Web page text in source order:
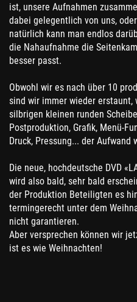
ist, unsere Aufnahmen
dabei gelegentlich von uns,
natürlich kann man endlos
die Nahaufnahme die
besser passt.
Obwohl wir es nach über 10
sind wir immer wieder
silbrigen kleinen runden
Postproduktion, Grafik, Menü-
Druck, Pressung... der
Die neue, hochdeutsche DVD
wird also bald, sehr bald
der Produktion Beteiligten es
termingerecht unter dem
nicht garantieren.
Aber versprechen können wir
ist es wie Weihnachten!